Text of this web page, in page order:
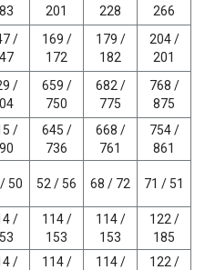
201 228
266
/
169 /
172
179 /
182
204 /
201
/
659 /
750
682 /
775
768 /
875
/
645 /
736
668 /
761
754 /
861
50 52 / 56 68 / 72 71 / 51
/
114 /
153
114 /
153
122 /
185
/
114 /
114 /
122 /